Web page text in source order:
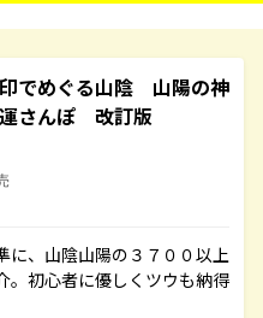
でめぐる山陰 山陽の神
さんぽ 改訂版
に、山陰山陽の３７００以上
。初心者に優しくツウも納得